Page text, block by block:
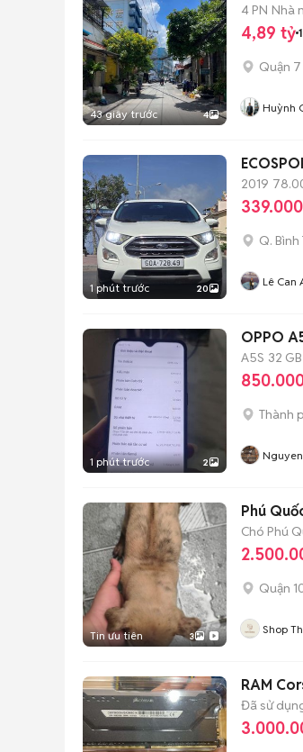
43 giây trước 4
4 PN Nhà
4,89 tỷ
Quận 7
Huỳnh
1 phút trước 20
2019
Q. Bình
Lê Can
1 phút trước 2
OPPO
A5S 32 GB
Thành
Tin ưu tiên 3
Phú
Chó Phú
Quận
Shop
RAM
Đã sử